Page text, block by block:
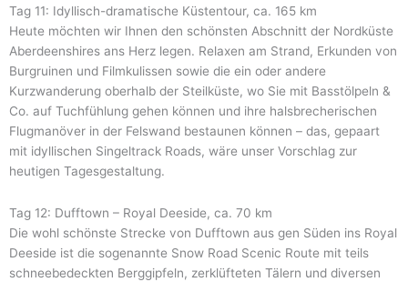
Tag 11: Idyllisch-dramatische Küstentour, ca. 165 km
Heute möchten wir Ihnen den schönsten Abschnitt der Nordküste
Aberdeenshires ans Herz legen. Relaxen am Strand, Erkunden von
Burgruinen und Filmkulissen sowie die ein oder andere
Kurzwanderung oberhalb der Steilküste, wo Sie mit Basstölpeln &
Co. auf Tuchfühlung gehen können und ihre halsbrecherischen
Flugmanöver in der Felswand bestaunen können – das, gepaart
mit idyllischen Singeltrack Roads, wäre unser Vorschlag zur
heutigen Tagesgestaltung.
Tag 12: Dufftown – Royal Deeside, ca. 70 km
Die wohl schönste Strecke von Dufftown aus gen Süden ins Royal
Deeside ist die sogenannte Snow Road Scenic Route mit teils
schneebedeckten Berggipfeln, zerklüfteten Tälern und diversen